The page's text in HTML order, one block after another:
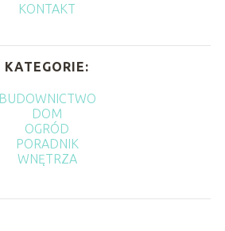
KONTAKT
KATEGORIE:
BUDOWNICTWO
DOM
OGRÓD
PORADNIK
WNĘTRZA